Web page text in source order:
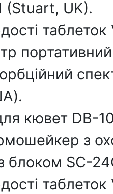
UK).
кювет DB-
з
блоком SC-